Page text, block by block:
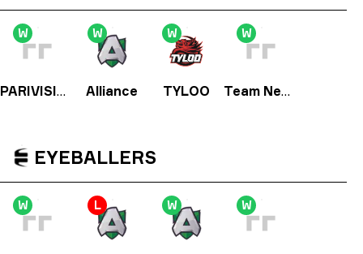
W
PARIVISION
W
Alliance
W
TYLOO
W
Team Nemesis
EYEBALLERS
W L W W